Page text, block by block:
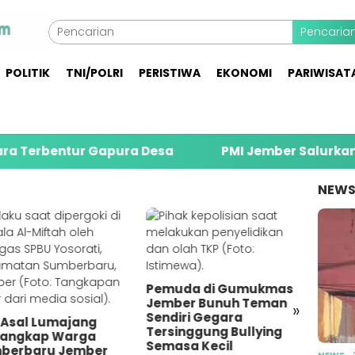
POLITIK TNI/POLRI PERISTIWA EKONOMI
Gapura Desa PMI Jember Salurkan 74
»
Lumajang
Warga
Jember
Pemuda di Gumukmas
Jember Bunuh Teman
Sendiri Gegara
Tersinggung Bullying
Semasa Kecil
NEWS